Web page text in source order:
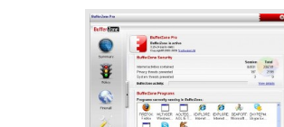
HASIL PENCARIAN